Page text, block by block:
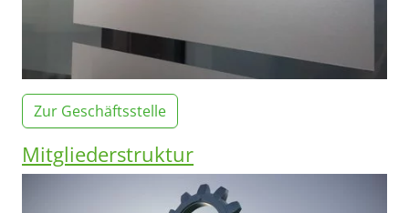
Zur Geschäftsstelle
Mitgliederstruktur